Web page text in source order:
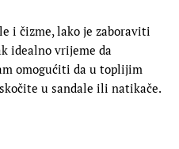
i čizme, lako je zaboraviti
idealno vrijeme da
omogućiti da u toplijim
u sandale ili natikače.